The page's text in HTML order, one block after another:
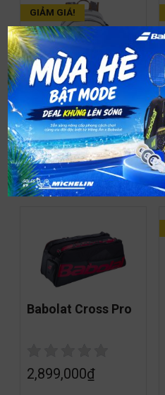
GIẢM GIÁ!
Court Backpack
Wimbledon
2,399,000₫
2,279,050₫
Babolat Cross Pro
2,899,000₫